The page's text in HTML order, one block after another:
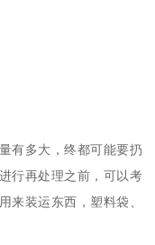
有多大，终都可能要扔
行再处理之前，可以考
来装运东西，塑料袋、